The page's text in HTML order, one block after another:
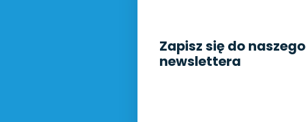
Zapisz się do naszego
newslettera